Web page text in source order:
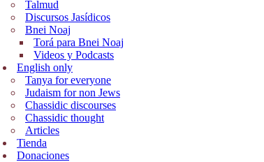
Talmud
Discursos Jasídicos
Bnei Noaj
Torá para Bnei Noaj
Videos y Podcasts
English only
Tanya for everyone
Judaism for non Jews
Chassidic discourses
Chassidic thought
Articles
Tienda
Donaciones